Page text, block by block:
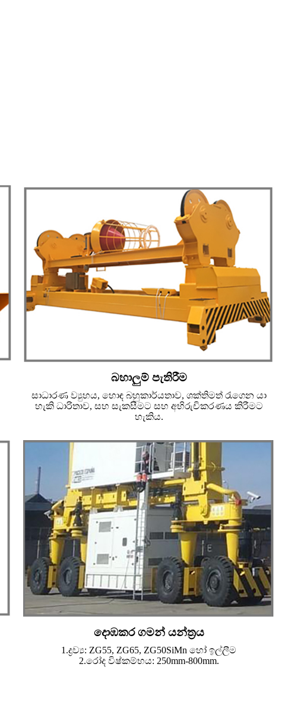
බහාලුම් පැතිරීම
සාධාරණ ව්‍යුහය, හොඳ බහුකාර්යතාව, ශක්තිමත් රැගෙන යා
හැකි ධාරිතාව, සහ සැකසීමට සහ අභිරුචිකරණය කිරීමට
හැකිය.
දොඹකර ගමන් යන්ත්‍රය
1.ද්‍රව්‍ය: ZG55, ZG65, ZG50SiMn හෝ ඉල්ලීම
2.රෝද විෂ්කම්භය: 250mm-800mm.